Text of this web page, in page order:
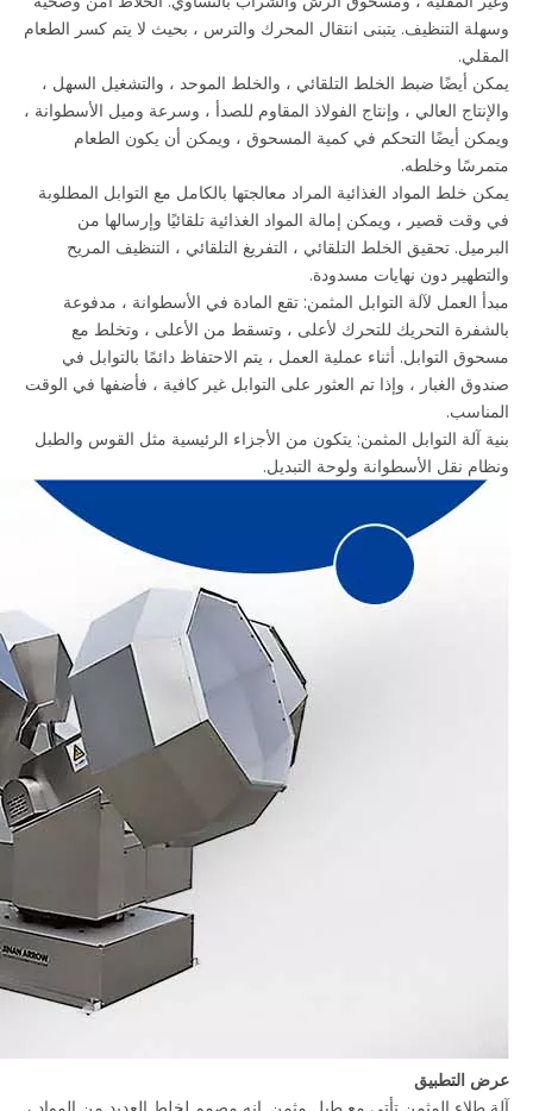
وسهلة التنظيف. يتبنى انتقال المحرك والترس ، بحيث لا يتم كسر الطعام
المقلي.
يمكن أيضًا ضبط الخلط التلقائي ، والخلط الموحد ، والتشغيل السهل ،
والإنتاج العالي ، وإنتاج الفولاذ المقاوم للصدأ ، وسرعة وميل الأسطوانة ،
ويمكن أيضًا التحكم في كمية المسحوق ، ويمكن أن يكون الطعام
متمرسًا وخلطه.
يمكن خلط المواد الغذائية المراد معالجتها بالكامل مع التوابل المطلوبة
في وقت قصير ، ويمكن إمالة المواد الغذائية تلقائيًا وإرسالها من
البرميل. تحقيق الخلط التلقائي ، التفريغ التلقائي ، التنظيف المريح
والتطهير دون نهايات مسدودة.
مبدأ العمل لآلة التوابل المثمن: تقع المادة في الأسطوانة ، مدفوعة
بالشفرة التحريك للتحرك لأعلى ، وتسقط من الأعلى ، وتخلط مع
مسحوق التوابل. أثناء عملية العمل ، يتم الاحتفاظ دائمًا بالتوابل في
صندوق الغبار ، وإذا تم العثور على التوابل غير كافية ، فأضفها في الوقت
المناسب.
بنية آلة التوابل المثمن: يتكون من الأجزاء الرئيسية مثل القوس والطبل
ونظام نقل الأسطوانة ولوحة التبديل.
عرض التطبيق